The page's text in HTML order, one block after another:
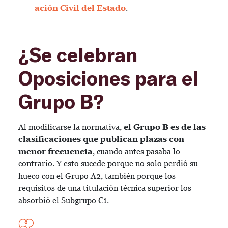
ación Civil del Estado.
¿Se celebran
Oposiciones para el
Grupo B?
Al modificarse la normativa, el Grupo B es de las
clasificaciones que publican plazas con
menor frecuencia, cuando antes pasaba lo
contrario. Y esto sucede porque no solo perdió su
hueco con el Grupo A2, también porque los
requisitos de una titulación técnica superior los
absorbió el Subgrupo C1.